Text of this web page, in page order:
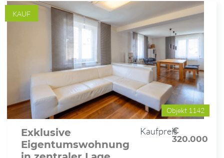
KAUF
Objekt 1142
Exklusive
Eigentumswohnung
Kaufpreis
€
320.000